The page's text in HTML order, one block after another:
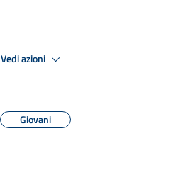
Vedi azioni
Giovani